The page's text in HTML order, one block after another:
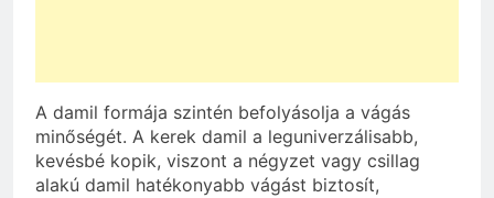
A damil formája szintén befolyásolja a vágás
minőségét. A kerek damil a leguniverzálisabb,
kevésbé kopik, viszont a négyzet vagy csillag
alakú damil hatékonyabb vágást biztosít,